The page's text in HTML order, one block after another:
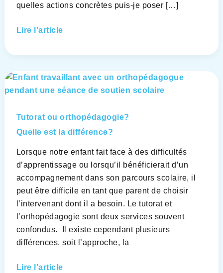
quelles actions concrètes puis-je poser […]
Lire l'article
Tutorat ou orthopédagogie?
Quelle est la différence?
Lorsque notre enfant fait face à des difficultés
d’apprentissage ou lorsqu’il bénéficierait d’un
accompagnement dans son parcours scolaire, il
peut être difficile en tant que parent de choisir
l’intervenant dont il a besoin. Le tutorat et
l’orthopédagogie sont deux services souvent
confondus. Il existe cependant plusieurs
différences, soit l’approche, la
Tutorat
ou
Quelle
est
différence?
Lire l'article